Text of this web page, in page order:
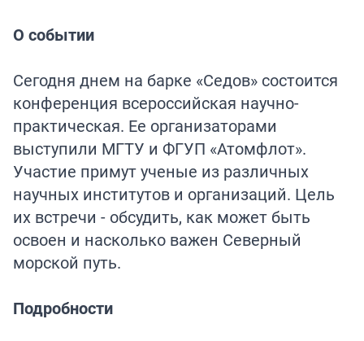
О событии
Сегодня днем на барке «Седов» состоится
конференция всероссийская научно-
практическая. Ее организаторами
выступили МГТУ и ФГУП «Атомфлот».
Участие примут ученые из различных
научных институтов и организаций. Цель
их встречи - обсудить, как может быть
освоен и насколько важен Северный
морской путь.
Подробности